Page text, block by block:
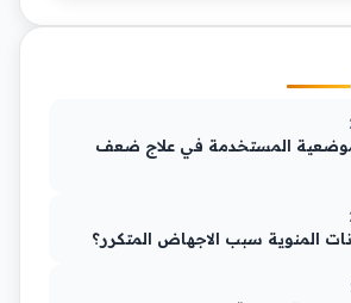
المستخدمة في علاج ضعف
المنوية سبب الاجهاض المتكرر؟